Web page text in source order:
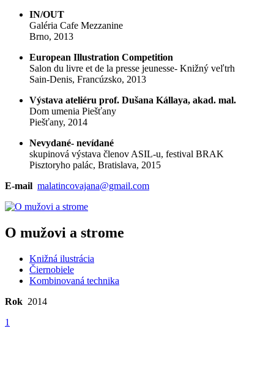
IN/OUT
Galéria Cafe Mezzanine
Brno, 2013
European Illustration Competition
Salon du livre et de la presse jeunesse- Knižný veľtrh
Sain-Denis, Francúzsko, 2013
Výstava ateliéru prof. Dušana Kállaya, akad. mal.
Dom umenia Piešťany
Piešťany, 2014
Nevydané- nevídané
skupinová výstava členov ASIL-u, festival BRAK
Pisztoryho palác, Bratislava, 2015
E-mail malatincovajana@gmail.com
O mužovi a strome
Knižná ilustrácia
Čiernobiele
Kombinovaná technika
Rok 2014
1